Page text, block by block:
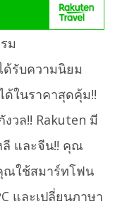
ม
รับความนิยม
ในราคาสุดคุ้ม!!
วล!! Rakuten มี
ลี และจีน!! คุณ
ณใช้สมาร์ทโฟน
และเปลี่ยนภาษา